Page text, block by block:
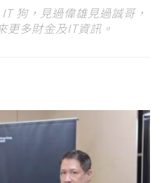
狗，見過偉雄見過誠哥，
更多財金及IT資訊。